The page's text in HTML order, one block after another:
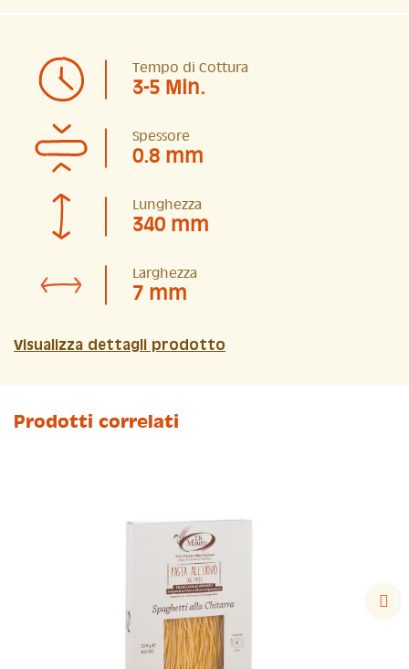
Tempo di Cottura
3-5 Min.
Spessore
0.8 mm
Lunghezza
340 mm
Larghezza
7 mm
Visualizza dettagli prodotto
Prodotti correlati